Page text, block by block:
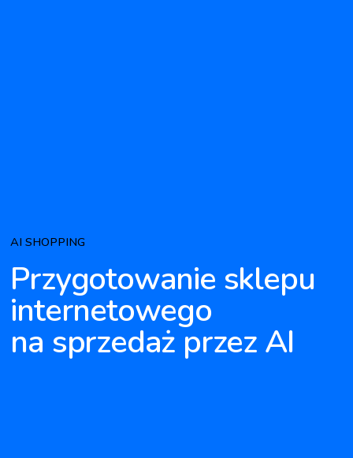
AI SHOPPING
Przygotowanie sklepu
internetowego
na sprzedaż przez AI